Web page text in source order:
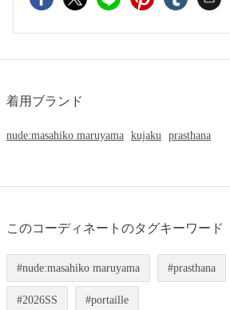
着用ブランド
nude:masahiko maruyama kujaku prasthana
このコーディネートのタグキーワード
nude:masahiko maruyama prasthana
2026SS portaille